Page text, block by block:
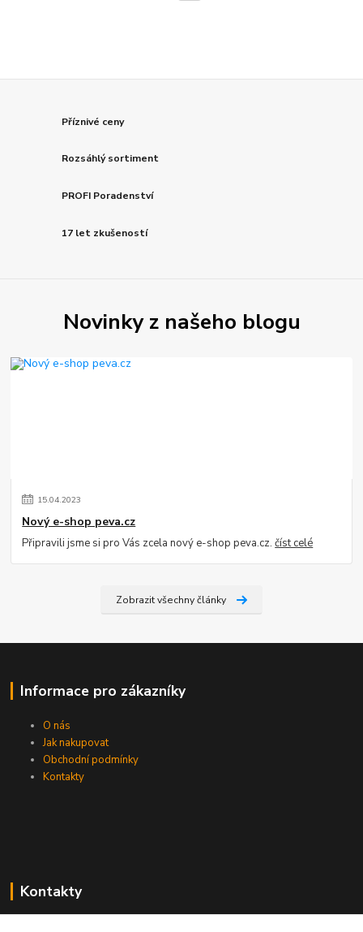
Příznivé ceny
Rozsáhlý sortiment
PROFI Poradenství
17 let zkušeností
Novinky z našeho blogu
15.04.2023
Nový e-shop peva.cz
Připravili jsme si pro Vás zcela nový e-shop peva.cz.číst celé
Zobrazit všechny články
Informace pro zákazníky
O nás
Jak nakupovat
Obchodní podmínky
Kontakty
Kontakty